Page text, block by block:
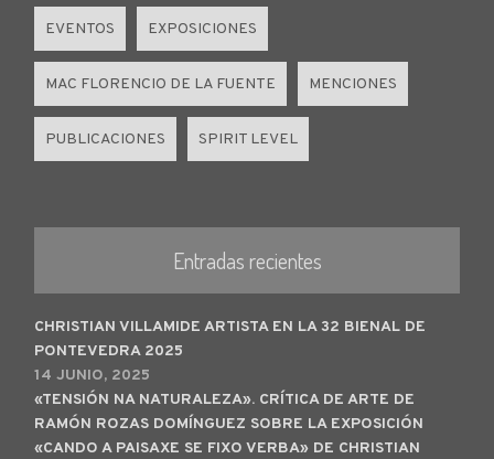
EVENTOS EXPOSICIONES
MAC FLORENCIO DE LA FUENTE MENCIONES
PUBLICACIONES SPIRIT LEVEL
Entradas recientes
CHRISTIAN VILLAMIDE ARTISTA EN LA 32 BIENAL DE
PONTEVEDRA 2025
14 JUNIO, 2025
«TENSIÓN NA NATURALEZA». CRÍTICA DE ARTE DE
RAMÓN ROZAS DOMÍNGUEZ SOBRE LA EXPOSICIÓN
«CANDO A PAISAXE SE FIXO VERBA» DE CHRISTIAN